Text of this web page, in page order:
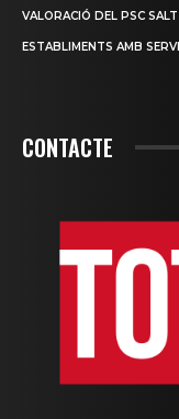
VALORACIÓ DEL PSC
ESTABLIMENTS AMB
CONTACTE